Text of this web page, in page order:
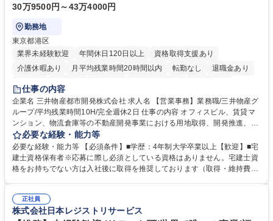
30万9500円～43万4000円
勤務地
東京都港区
業界未経験歓迎
年間休日120日以上
資格取得支援あり
介護休暇あり
月平均残業時間20時間以内 転勤なし
退職金あり
在宅OK
賞与あり
駅近5分以内
土日祝休み 寮・社宅あり
仕事の内容
企業名 三井物産都市開発株式会社 求人名 【営業事務】業務職/三井物産グ
ループ/平均残業時間10H/完全週休2日 仕事の内容 オフィスビル、賃貸マ
ンション、物流倉庫等の不動産開発事業における用地取得、開発推進、賃
貸運営、売却、仲介・活用提案等を行う営業部門において事務業務を担当
いただきます。 【詳細】・契約書管理、契約書製本、捺印対応、ファイリ
ング、登記簿取得、調書取得・支払業務（各種費用支払、支払管理、請
求・支払データ登録、取引先マスター申請対応）・予算作成及び予実管
の他に担当頂く業務が発生する場合があります。 募集職種 【営業事務】
業務職/三井物産グループ/平均残業時間10H/完全週休2日
必要な経験・能力等
必要な経験・能力等 【必須条件】■学歴：4年制大学卒業以上【歓迎】■宅
建士資格保有者※応募に際し必須としている資格はありません。宅建士資
格をお持ちでない方は入社後に取得を推奨しております（取得・維持費用
ション力がある方。 ・チャレンジを厭わず、粘り強く業務に取り組める
方。多様な関係者と謙虚に信頼関係を構築でき、期限を意識したスケジュ
正社員
株式会社日本レジストリサービス